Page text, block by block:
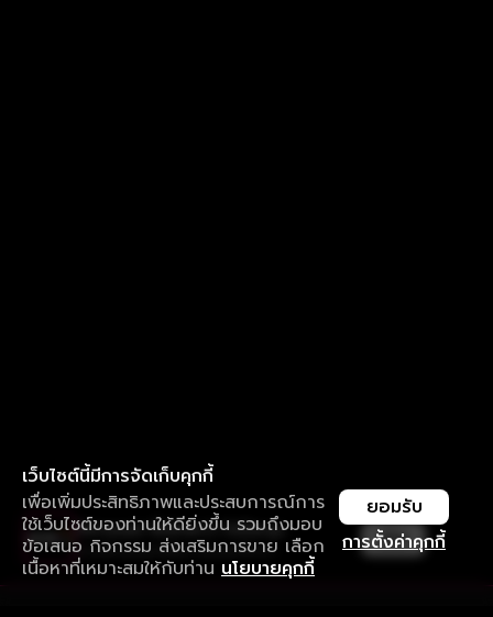
เว็บไซต์นี้มีการจัดเก็บคุกกี้
เพื่อเพิ่มประสิทธิภาพและประสบการณ์การ
ใช้เว็บไซต์ของท่านให้ดียิ่งขึ้น รวมถึงมอบ
ข้อเสนอ กิจกรรม ส่งเสริมการขาย เลือก
เนื้อหาที่เหมาะสมให้กับท่าน นโยบายคุกกี้
การตั้งค่าคุกกี้
ยอมรับ
ใช้งานแอป ลื่นไหลกว่า ไม่มีสะดุด
ดาวน์โหลดแอปเพื่อการรับชมที่ดีกว่า เปิด